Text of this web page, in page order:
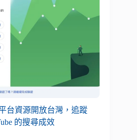
平台資源開放台灣，追蹤
的搜尋成效